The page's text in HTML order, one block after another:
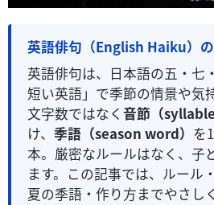
英語俳句（English Haiku）
英語俳句は、日本語の五・七
短い英語」で季節の情景や気
文字数ではなく 音節（syllable
け、 季語（season word） を
本。厳密なルールはなく、子
ます。この記事では、ルール
夏の季語・作り方までやさし